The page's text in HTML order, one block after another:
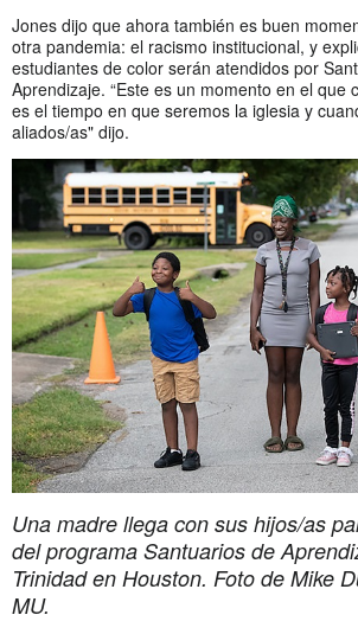
Jones dijo que ahora también es buen
otra pandemia: el racismo institucional, y
estudiantes de color serán atendidos por
Aprendizaje. “Este es un momento en el que
es el tiempo en que seremos la iglesia y
aliados/as" dijo.
Una madre llega con sus hijos/as
del programa Santuarios de
Trinidad en Houston. Foto de Mike
MU.